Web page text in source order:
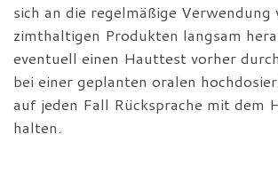
sich an die regelmäßige Verwendung
zimthaltigen Produkten langsam
eventuell einen Hauttest vorher
bei einer geplanten oralen
auf jeden Fall Rücksprache mit dem
halten.